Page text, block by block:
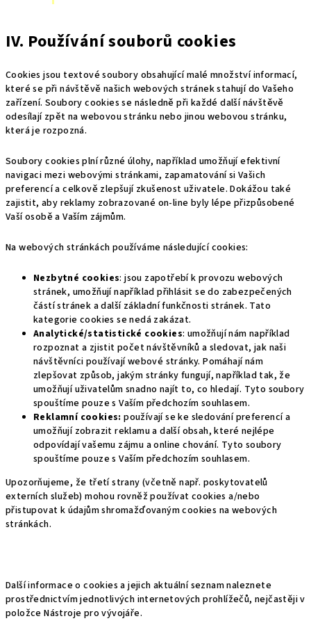
IV. Používání souborů cookies
Cookies jsou textové soubory obsahující malé množství informací,
které se při návštěvě našich webových stránek stahují do Vašeho
zařízení. Soubory cookies se následně při každé další návštěvě
odesílají zpět na webovou stránku nebo jinou webovou stránku,
která je rozpozná.
Soubory cookies plní různé úlohy, například umožňují efektivní
navigaci mezi webovými stránkami, zapamatování si Vašich
preferencí a celkově zlepšují zkušenost uživatele. Dokážou také
zajistit, aby reklamy zobrazované on-line byly lépe přizpůsobené
Vaší osobě a Vaším zájmům.
Na webových stránkách používáme následující cookies:
Nezbytné cookies: jsou zapotřebí k provozu webových
stránek, umožňují například přihlásit se do zabezpečených
částí stránek a další základní funkčnosti stránek. Tato
kategorie cookies se nedá zakázat.
Analytické/statistické cookies: umožňují nám například
rozpoznat a zjistit počet návštěvníků a sledovat, jak naši
návštěvníci používají webové stránky. Pomáhají nám
zlepšovat způsob, jakým stránky fungují, například tak, že
umožňují uživatelům snadno najít to, co hledají. Tyto soubory
spouštíme pouze s Vaším předchozím souhlasem.
Reklamní cookies: používají se ke sledování preferencí a
umožňují zobrazit reklamu a další obsah, které nejlépe
odpovídají vašemu zájmu a online chování. Tyto soubory
spouštíme pouze s Vaším předchozím souhlasem.
Upozorňujeme, že třetí strany (včetně např. poskytovatelů
externích služeb) mohou rovněž používat cookies a/nebo
přistupovat k údajům shromažďovaným cookies na webových
stránkách.
Další informace o cookies a jejich aktuální seznam naleznete
prostřednictvím jednotlivých internetových prohlížečů, nejčastěji v
položce Nástroje pro vývojáře.